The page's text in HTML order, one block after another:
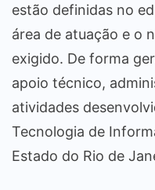
estão definidas no
área de atuação e o
exigido. De forma
apoio técnico,
atividades
Tecnologia de
Estado do Rio de